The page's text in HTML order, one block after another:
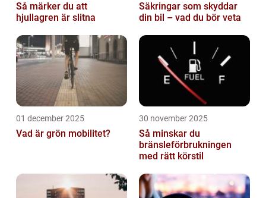
Så märker du att
hjullagren är slitna
Säkringar som skyddar
din bil – vad du bör veta
01 december 2025
Vad är grön mobilitet?
30 november 2025
Så minskar du
bränsleförbrukningen
med rätt körstil